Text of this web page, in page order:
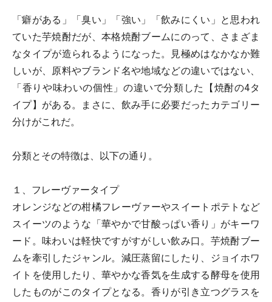
「癖がある」「臭い」「強い」「飲みにくい」と思われ
ていた芋焼酎だが、本格焼酎ブームにのって、さまざま
なタイプが造られるようになった。見極めはなかなか難
しいが、原料やブランド名や地域などの違いではない、
「香りや味わいの個性」の違いで分類した【焼酎の4タ
イプ】がある。まさに、飲み手に必要だったカテゴリー
分けがこれだ。
分類とその特徴は、以下の通り。
１、フレーヴァータイプ
オレンジなどの柑橘フレーヴァーやスイートポテトなど
スイーツのような「華やかで甘酸っぱい香り」がキーワ
ード。味わいは軽快ですがすがしい飲み口。芋焼酎ブー
ムを牽引したジャンル。減圧蒸留にしたり、ジョイホワ
イトを使用したり、華やかな香気を生成する酵母を使用
したものがこのタイプとなる。香りが引き立つグラスを